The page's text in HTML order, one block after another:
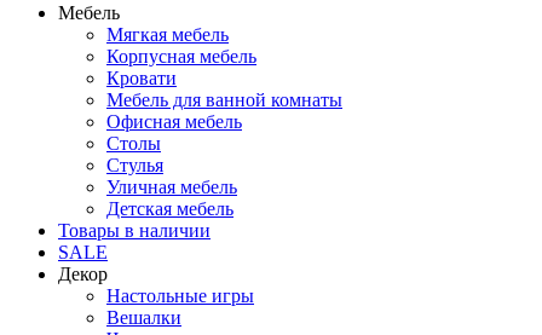
Мебель
Мягкая мебель
Корпусная мебель
Кровати
Мебель для ванной комнаты
Офисная мебель
Столы
Стулья
Уличная мебель
Детская мебель
Товары в наличии
SALE
Декор
Настольные игры
Вешалки